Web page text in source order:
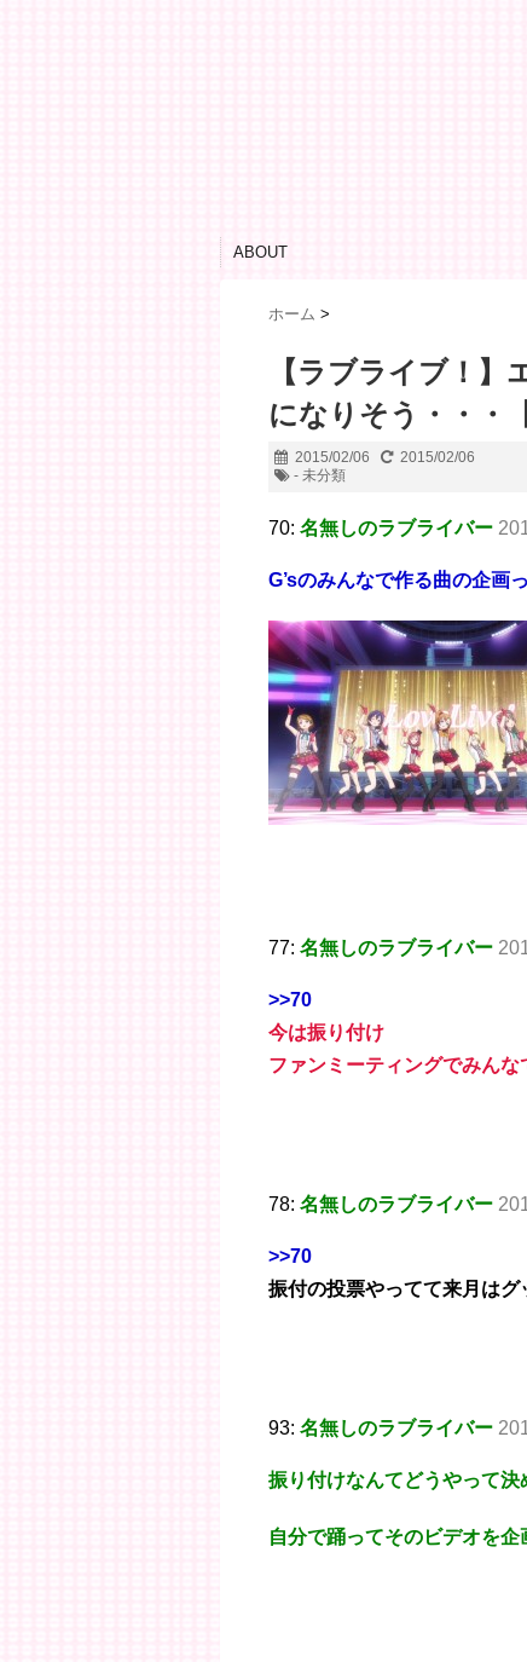
ABOUT
ホーム >
【ラブライブ！
になりそう・・・
2015/02/06
2015/02/06
- 未分類
70: 名無しのラブライバー
G’sのみんなで作る曲の企画
77: 名無しのラブライバー
>>70
今は振り付け
ファンミーティングでみん
78: 名無しのラブライバー
>>70
振付の投票やってて来月は
93: 名無しのラブライバー
振り付けなんてどうやって
自分で踊ってそのビデオを